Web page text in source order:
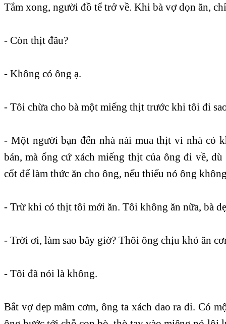
Tắm xong, người đồ tể trở về. Khi bà vợ dọn ăn,
- Còn thịt đâu?
- Không có ông ạ.
- Tôi chừa cho bà một miếng thịt trước khi tôi đi
- Một người bạn đến nhà nài mua thịt vì nhà có
bán, mà ổng cứ xách miếng thịt của ông đi về,
cốt để làm thức ăn cho ông, nếu thiếu nó ông
- Trừ khi có thịt tôi mới ăn. Tôi không ăn nữa, bà
- Trời ơi, làm sao bây giờ? Thôi ông chịu khó ăn
- Tôi đã nói là không.
Bắt vợ dẹp mâm cơm, ông ta xách dao ra đi. Có